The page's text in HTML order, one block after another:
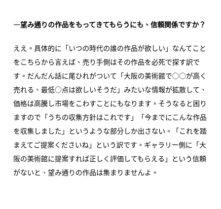
―望み通りの作品をもってきてもらうにも、信頼関係ですか？
ええ。具体的に「いつの時代の誰の作品が欲しい」なんてこと
をこちらから言えば、売り手側はその作品を必死で探す訳で
す。だんだん話に尾ひれがついて「大阪の美術館で○○が高く
売れる、最低○点は欲しいそうだ」みたいな情報が拡散して、
価格は高騰し市場をこわすことにもなります。そうなると困り
ますので「うちの収集方針はこれです」「今までにこんな作品
を収集しました」というような部分しか出さない。「これを踏
まえてご提案くださいね」という訳です。ギャラリー側に「大
阪の美術館に提案すれば正しく評価してもらえる」という信頼
がないと、望み通りの作品は集まりませんよ。